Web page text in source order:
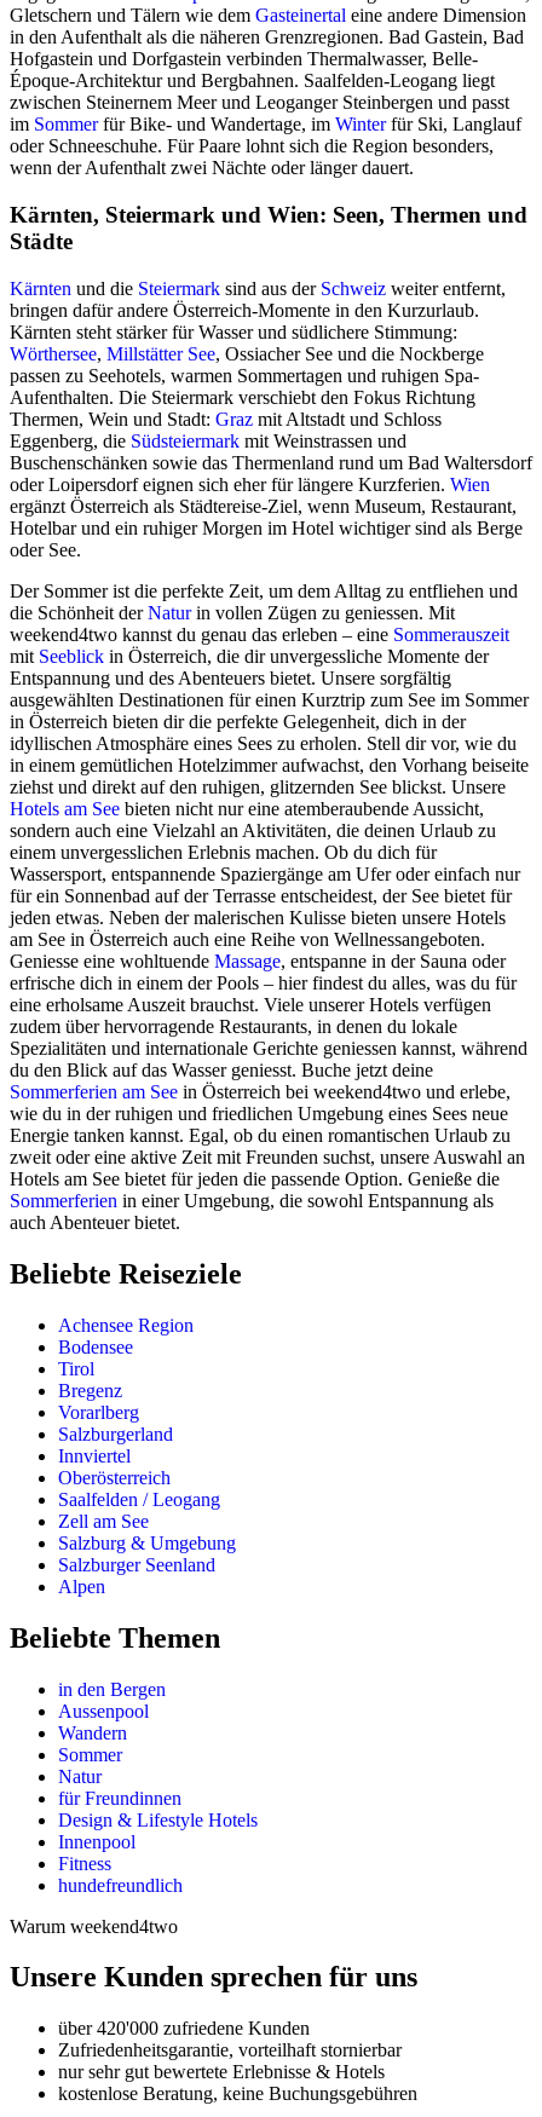
Gletschern und Tälern wie dem Gasteinertal eine andere Dimension
in den Aufenthalt als die näheren Grenzregionen. Bad Gastein, Bad
Hofgastein und Dorfgastein verbinden Thermalwasser, Belle-
Époque-Architektur und Bergbahnen. Saalfelden-Leogang liegt
zwischen Steinernem Meer und Leoganger Steinbergen und passt
im Sommerfür Bike- und Wandertage, im Winterfür Ski, Langlauf
oder Schneeschuhe. Für Paare lohnt sich die Region besonders,
wenn der Aufenthalt zwei Nächte oder länger dauert.
Kärnten, Steiermark und Wien: Seen, Thermen und
Städte
Kärnten und die Steiermark sind aus der Schweiz weiter entfernt,
bringen dafür andere Österreich-Momente in den Kurzurlaub.
Kärnten steht stärker für Wasser und südlichere Stimmung:
Wörthersee, Millstätter See, Ossiacher See und die Nockberge
passen zu Seehotels, warmen Sommertagen und ruhigen Spa-
Aufenthalten. Die Steiermark verschiebt den Fokus Richtung
Thermen, Wein und Stadt: Graz mit Altstadt und Schloss
Eggenberg, die Südsteiermark mit Weinstrassen und
Buschenschänken sowie das Thermenland rund um Bad Waltersdorf
oder Loipersdorf eignen sich eher für längere Kurzferien. Wien
ergänzt Österreich als Städtereise-Ziel, wenn Museum, Restaurant,
Hotelbar und ein ruhiger Morgen im Hotel wichtiger sind als Berge
oder See.
Der Sommer ist die perfekte Zeit, um dem Alltag zu entfliehen und
die Schönheit derNaturin vollen Zügen zu geniessen. Mit
weekend4two kannst du genau das erleben – eine Sommerauszeit
mit Seeblick in Österreich, die dir unvergessliche Momente der
Entspannung und des Abenteuers bietet. Unsere sorgfältig
ausgewählten Destinationen für einen Kurztrip zum See im Sommer
in Österreich bieten dir die perfekte Gelegenheit, dich in der
idyllischen Atmosphäre eines Sees zu erholen. Stell dir vor, wie du
in einem gemütlichen Hotelzimmer aufwachst, den Vorhang beiseite
ziehst und direkt auf den ruhigen, glitzernden See blickst. Unsere
Hotels am See bieten nicht nur eine atemberaubende Aussicht,
sondern auch eine Vielzahl an Aktivitäten, die deinen Urlaub zu
einem unvergesslichen Erlebnis machen. Ob du dich für
Wassersport, entspannende Spaziergänge am Ufer oder einfach nur
für ein Sonnenbad auf der Terrasse entscheidest, der See bietet für
jeden etwas. Neben der malerischen Kulisse bieten unsere Hotels
am See in Österreich auch eine Reihe von Wellnessangeboten.
Geniesse eine wohltuende Massage, entspanne in der Sauna oder
erfrische dich in einem der Pools – hier findest du alles, was du für
eine erholsame Auszeit brauchst. Viele unserer Hotels verfügen
zudem über hervorragende Restaurants, in denen du lokale
Spezialitäten und internationale Gerichte geniessen kannst, während
du den Blick auf das Wasser geniesst. Buche jetzt deine
Sommerferien am See in Österreich bei weekend4two und erlebe,
wie du in der ruhigen und friedlichen Umgebung eines Sees neue
Energie tanken kannst. Egal, ob du einen romantischen Urlaub zu
zweit oder eine aktive Zeit mit Freunden suchst, unsere Auswahl an
Hotels am See bietet für jeden die passende Option. Genieße die
Sommerferien in einer Umgebung, die sowohl Entspannung als
auch Abenteuer bietet.
Beliebte Reiseziele
Achensee Region
Bodensee
Tirol
Bregenz
Vorarlberg
Salzburgerland
Innviertel
Oberösterreich
Saalfelden / Leogang
Zell am See
Salzburg & Umgebung
Salzburger Seenland
Alpen
Beliebte Themen
in den Bergen
Aussenpool
Wandern
Sommer
Natur
für Freundinnen
Design & Lifestyle Hotels
Innenpool
Fitness
hundefreundlich
Warum weekend4two
Unsere Kunden sprechen für uns
über 420'000 zufriedene Kunden
Zufriedenheitsgarantie, vorteilhaft stornierbar
nur sehr gut bewertete Erlebnisse & Hotels
kostenlose Beratung, keine Buchungsgebühren